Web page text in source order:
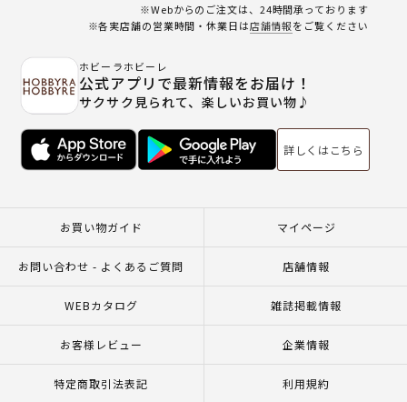
※Webからのご注文は、24時間承っております
※各実店舗の営業時間・休業日は店舗情報をご覧ください
ホビーラホビーレ
公式アプリで最新情報をお届け！
サクサク見られて、楽しいお買い物♪
詳しくはこちら
お買い物ガイド マイページ
お問い合わせ - よくあるご質問 店舗情報
WEBカタログ 雑誌掲載情報
お客様レビュー 企業情報
特定商取引法表記 利用規約